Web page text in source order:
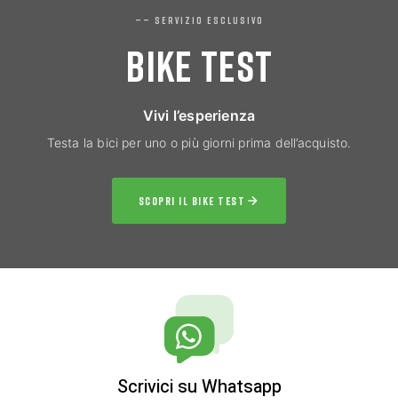
—— SERVIZIO ESCLUSIVO
BIKE TEST
Vivi l’esperienza
Testa la bici per uno o più giorni prima dell’acquisto.
SCOPRI IL BIKE TEST
Scrivici su Whatsapp